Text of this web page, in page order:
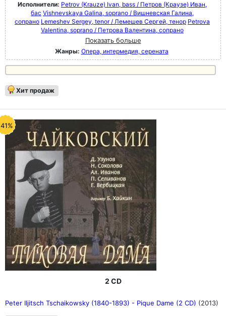
Исполнители: Petrov (Krauze) Ivan, bass / Петров (Краузе) Иван,
бас Vishnevskaya Galina, soprano / Вишневская Галина,
сопрано Lemeshev Sergey, tenor / Лемешев Сергей, тенор Petrova
Valentina, soprano / Петрова Валентина, сопрано
Показать больше
Жанры: Опера, интермедия, серената
Хит продаж
2 CD
Peter Iljitsch Tschaikowsky (1840-1893) - Pique Dame (2 CD) (2013)